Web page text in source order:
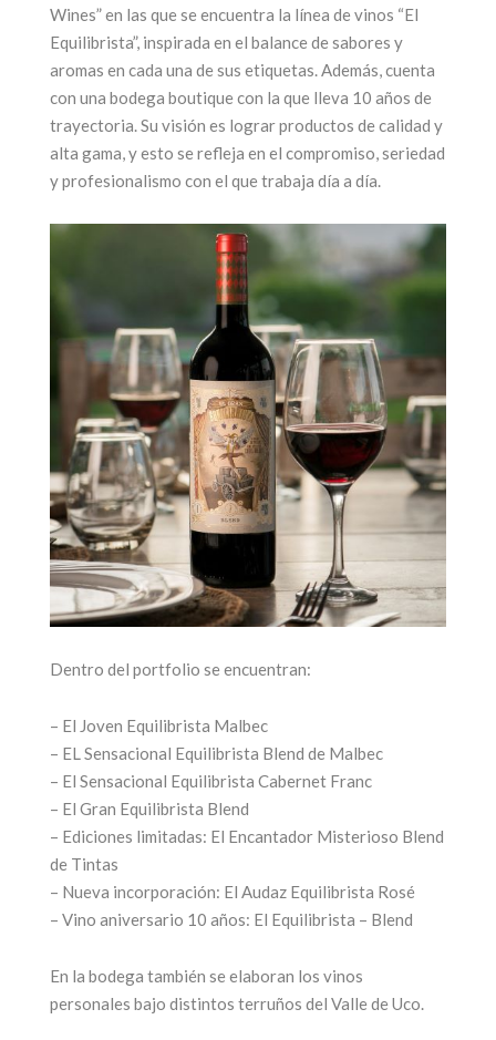
17 julio, 2026
CONTINUAR LEYENDO
Wines” en las que se encuentra la línea de vinos “El
Equilibrista”, inspirada en el balance de sabores y
aromas en cada una de sus etiquetas. Además, cuenta
con una bodega boutique con la que lleva 10 años de
trayectoria. Su visión es lograr productos de calidad y
alta gama, y esto se refleja en el compromiso, seriedad
y profesionalismo con el que trabaja día a día.
Dentro del portfolio se encuentran:
– El Joven Equilibrista Malbec
– EL Sensacional Equilibrista Blend de Malbec
– El Sensacional Equilibrista Cabernet Franc
– El Gran Equilibrista Blend
– Ediciones limitadas: El Encantador Misterioso Blend
de Tintas
– Nueva incorporación: El Audaz Equilibrista Rosé
– Vino aniversario 10 años: El Equilibrista – Blend
En la bodega también se elaboran los vinos
personales bajo distintos terruños del Valle de Uco.